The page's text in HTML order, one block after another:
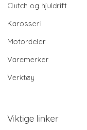
Clutch og hjuldrift
Karosseri
Motordeler
Varemerker
Verktøy
Viktige linker